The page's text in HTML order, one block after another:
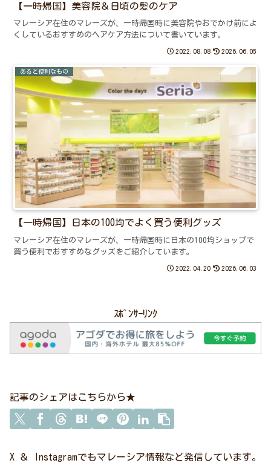
【一時帰国】美容院＆日頃の髪のケア
マレーシア在住のマレーズが、一時帰国時に美容院やおでかけ前によ
くしているおすすめのヘアケア方法について書いています。
2022.08.08 2026.06.05
あると便利なもの
【一時帰国】日本の100均でよく買う便利グッズ
マレーシア在住のマレーズが、一時帰国時に日本の100均ショップで
買う便利でおすすめなグッズをご紹介しています。
2022.04.20 2026.06.03
ｽﾎﾟﾝｻｰﾘﾝｸ
記事のシェアはこちらから★
X ＆ Instagramでもマレーシア情報など発信しています。